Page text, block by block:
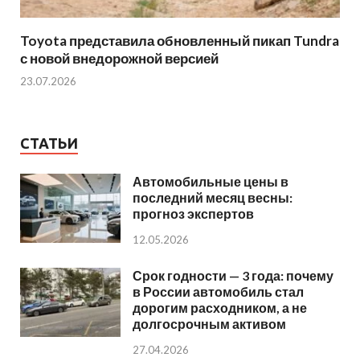
Toyota представила обновленный пикап Tundra
с новой внедорожной версией
23.07.2026
СТАТЬИ
Автомобильные цены в
последний месяц весны:
прогноз экспертов
12.05.2026
Срок годности — 3 года: почему
в России автомобиль стал
дорогим расходником, а не
долгосрочным активом
27.04.2026